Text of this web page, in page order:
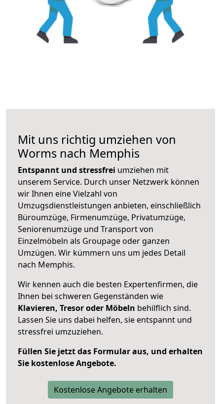
Mit uns richtig umziehen von
Worms nach Memphis
Entspannt und stressfrei umziehen mit
unserem Service. Durch unser Netzwerk können
wir Ihnen eine Vielzahl von
Umzugsdienstleistungen anbieten, einschließlich
Büroumzüge, Firmenumzüge, Privatumzüge,
Seniorenumzüge und Transport von
Einzelmöbeln als Groupage oder ganzen
Umzügen. Wir kümmern uns um jedes Detail
nach Memphis.
Wir kennen auch die besten Expertenfirmen, die
Ihnen bei schweren Gegenständen wie
Klavieren, Tresor oder Möbeln behilflich sind.
Lassen Sie uns dabei helfen, sie entspannt und
stressfrei umzuziehen.
Füllen Sie jetzt das Formular aus, und erhalten
Sie kostenlose Angebote.
Kostenlose Angebote erhalten